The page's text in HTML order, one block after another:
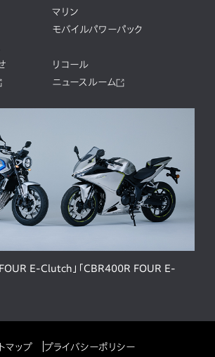
マリン
モバイルパワーパック
リコール
ニュースルーム
E-Clutch」「CBR400R FOUR E-
マップ プライバシーポリシー